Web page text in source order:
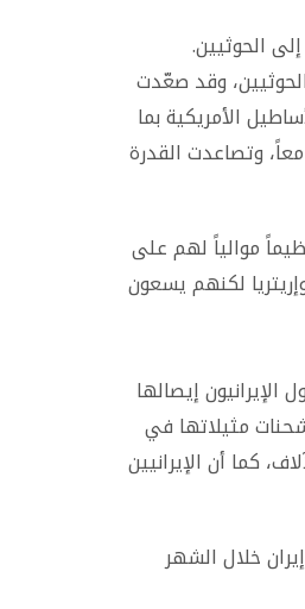
الحوثيين.
وقد صعّدت
الأمريكية بما
وتصاعدت القدرة
موالياً لهم على
لكنهم يسعون
إيصالها
مثيلاتها في
كما أن الإيرانيين
خلال الشهر